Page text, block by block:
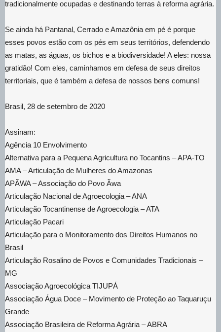
tradicionalmente ocupadas e destinando terras à reforma agrária.
Se ainda há Pantanal, Cerrado e Amazônia em pé é porque
esses povos estão com os pés em seus territórios, defendendo
as matas, as águas, os bichos e a biodiversidade! A eles: nossa
gratidão! Com eles, caminhamos em defesa de seus direitos
territoriais, que é também a defesa de nossos bens comuns!
Brasil, 28 de setembro de 2020
Assinam:
Agência 10 Envolvimento
Alternativa para a Pequena Agricultura no Tocantins – APA-TO
AMA – Articulação de Mulheres do Amazonas
APÃWA – Associação do Povo Ãwa
Articulação Nacional de Agroecologia – ANA
Articulação Tocantinense de Agroecologia – ATA
Articulação Pacari
Articulação para o Monitoramento dos Direitos Humanos no
Brasil
Articulação Rosalino de Povos e Comunidades Tradicionais –
MG
Associação Agroecológica TIJUPÁ
Associação Água Doce – Movimento de Proteção ao Taquaruçu
Grande
Associação Brasileira de Reforma Agrária – ABRA